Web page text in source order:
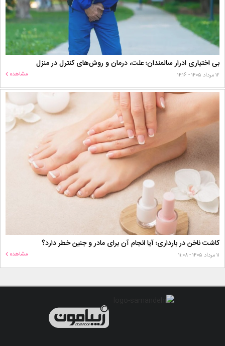
بی اختیاری ادرار سالمندان؛ علت، درمان و روش‌های کنترل در منزل
۱۲ مرداد ۱۴۰۵ - ۱۴:۱۶ مشاهده
کاشت ناخن در بارداری؛ آیا انجام آن برای مادر و جنین خطر دارد؟
۱۱ مرداد ۱۴۰۵ - ۱۱:۰۸ مشاهده